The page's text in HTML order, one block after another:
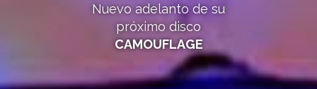
Nuevo adelanto de su
próximo disco
CAMOUFLAGE